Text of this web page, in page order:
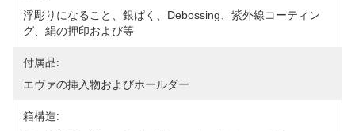
浮彫りになること、銀ぱく、debossing、紫外線コーティン
グ、絹の押印および等
付属品:
エヴァの挿入物およびホールダー
箱構造: